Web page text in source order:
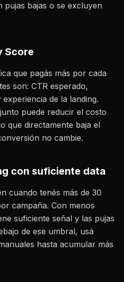
bajas o se excluyen
Score
que pagás más por cada
son: CTR esperado,
de la landing.
puede reducir el costo
que directamente baja el
no cambie.
con suficiente data
cuando tenés más de 30
campaña. Con menos
suficiente señal y las pujas
de ese umbral, usá
hasta acumular más